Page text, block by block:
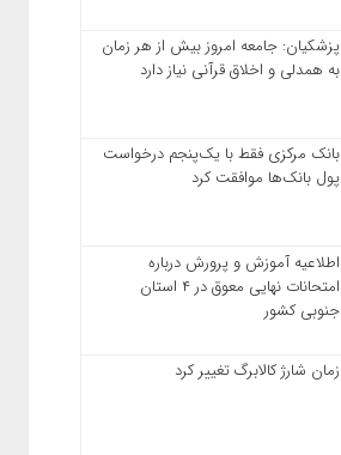
پزشکیان: جامعه امروز بیش از هر زمان
به همدلی و اخلاق قرآنی نیاز دارد
بانک مرکزی فقط با یک‌‎پنجم درخواست
پول بانک‌ها موافقت کرد
اطلاعیه آموزش و پرورش درباره
امتحانات نهایی معوق در ۴ استان
جنوبی کشور
زمان شارژ کالابرگ تغییر کرد